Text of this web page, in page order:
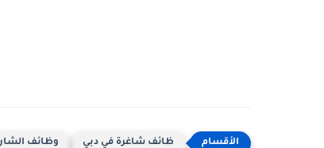
ظائف شاغرة في دبي وظائف